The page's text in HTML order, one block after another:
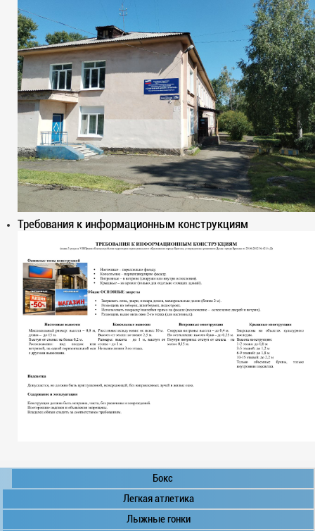
Требования к информационным конструкциям
Бокс
Легкая атлетика
Лыжные гонки